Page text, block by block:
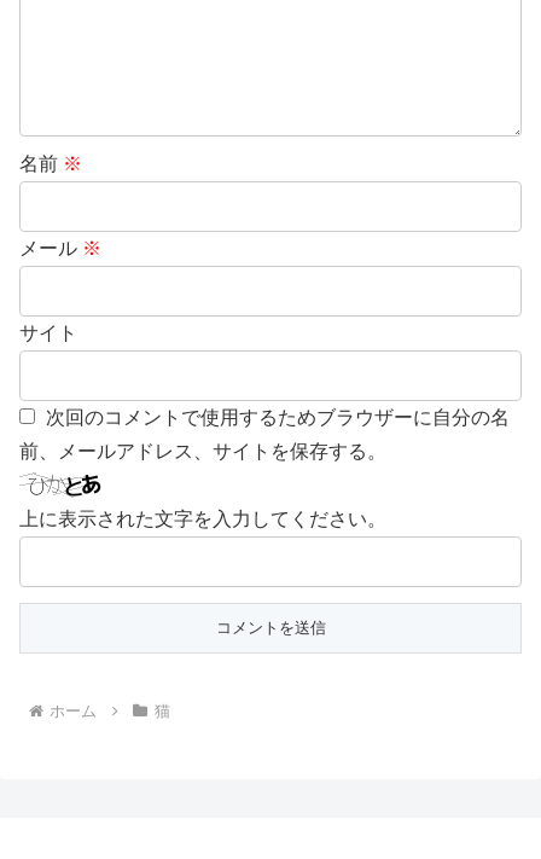
名前 ※
メール ※
サイト
次回のコメントで使用するためブラウザーに自分の名
前、メールアドレス、サイトを保存する。
上に表示された文字を入力してください。
ホーム 猫